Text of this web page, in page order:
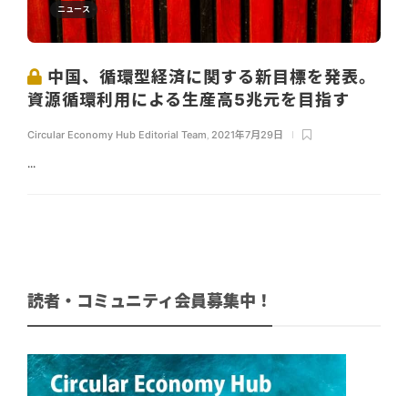
ニュース
中国、循環型経済に関する新目標を発表。
資源循環利用による生産高5兆元を目指す
Circular Economy Hub Editorial Team 2021年7月29日
...
読者・コミュニティ会員募集中！